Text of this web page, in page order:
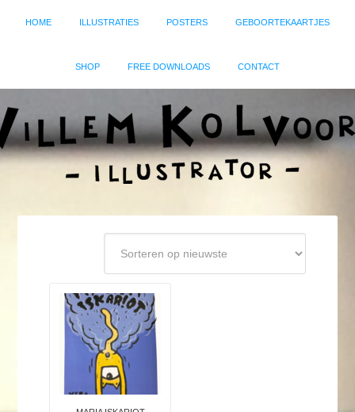
HOME ILLUSTRATIES POSTERS GEBOORTEKAARTJES
SHOP FREE DOWNLOADS CONTACT